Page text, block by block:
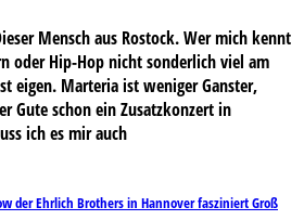
Mensch aus Rostock. Wer mich kennt
oder Hip-Hop nicht sonderlich viel am
eigen. Marteria ist weniger Ganster,
Gute schon ein Zusatzkonzert in
ich es mir auch
der Ehrlich Brothers in Hannover fasziniert Groß